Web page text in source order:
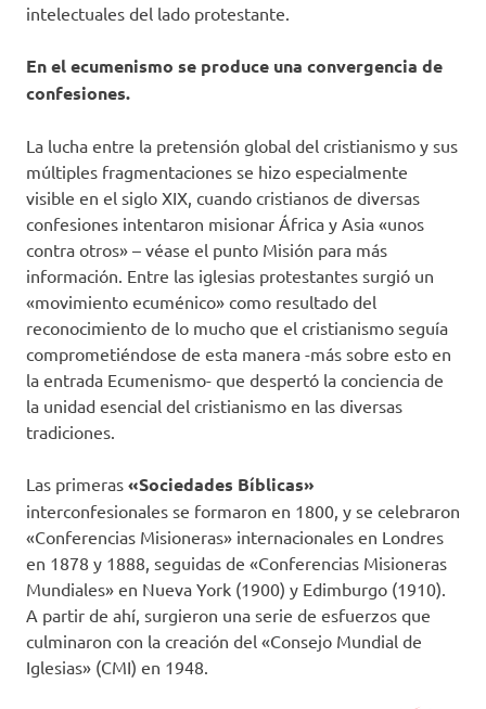
intelectuales del lado protestante.
En el ecumenismo se produce una convergencia de
confesiones.
La lucha entre la pretensión global del cristianismo y sus
múltiples fragmentaciones se hizo especialmente
visible en el siglo XIX, cuando cristianos de diversas
confesiones intentaron misionar África y Asia «unos
contra otros» – véase el punto Misión para más
información. Entre las iglesias protestantes surgió un
«movimiento ecuménico» como resultado del
reconocimiento de lo mucho que el cristianismo seguía
comprometiéndose de esta manera -más sobre esto en
la entrada Ecumenismo- que despertó la conciencia de
la unidad esencial del cristianismo en las diversas
tradiciones.
Las primeras «Sociedades Bíblicas»
interconfesionales se formaron en 1800, y se celebraron
«Conferencias Misioneras» internacionales en Londres
en 1878 y 1888, seguidas de «Conferencias Misioneras
Mundiales» en Nueva York (1900) y Edimburgo (1910).
A partir de ahí, surgieron una serie de esfuerzos que
culminaron con la creación del «Consejo Mundial de
Iglesias» (CMI) en 1948.